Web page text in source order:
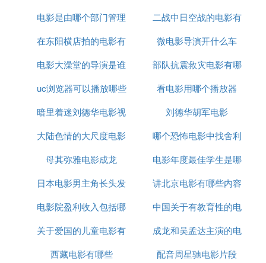
电影是由哪个部门管理
二战中日空战的电影有
哪些
在东阳横店拍的电影有
哪些
微电影导演开什么车
电影大澡堂的导演是谁
部队抗震救灾电影有哪
些
uc浏览器可以播放哪些
电影
看电影用哪个播放器
暗里着迷刘德华电影视
频
刘德华胡军电影
大陆色情的大尺度电影
有哪些
哪个恐怖电影中找舍利
子
母其弥雅电影成龙
电影年度最佳学生是哪
个国家的
日本电影男主角长头发
杀人厉害
讲北京电影有哪些内容
是什么
电影院盈利收入包括哪
些
中国关于有教育性的电
影有哪些
关于爱国的儿童电影有
哪些
成龙和吴孟达主演的电
影
西藏电影有哪些 配音周星驰电影片段